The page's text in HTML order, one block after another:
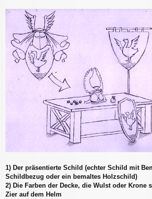
1) Der präsentierte Schild (echter Schild mit
Schildbezug oder ein bemaltes Holzschild)
2) Die Farben der Decke, die Wulst oder Krone
Zier auf dem Helm